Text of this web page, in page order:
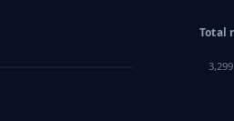
Total
3,299